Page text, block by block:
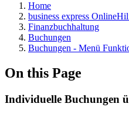
Home
business express
Finanzbuchhaltung
Buchungen
Buchungen - Menü
On this Page
Individuelle Buchungen